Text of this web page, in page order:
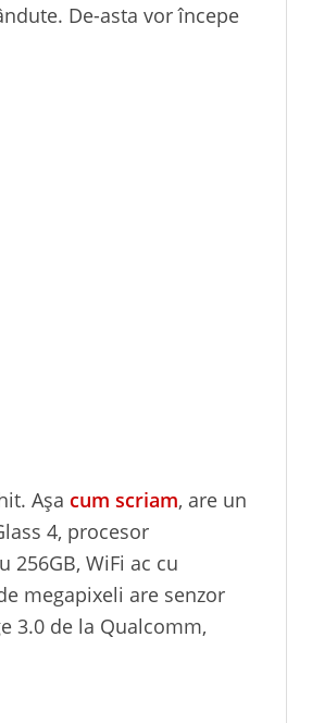
De-asta vor începe
Așa cum scriam, are un
4, procesor
256GB, WiFi ac cu
megapixeli are senzor
3.0 de la Qualcomm,